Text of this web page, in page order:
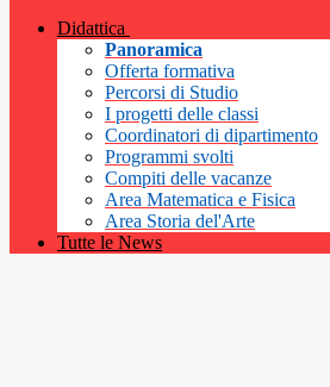
Didattica
Panoramica
Offerta formativa
Percorsi di Studio
I progetti delle classi
Coordinatori di dipartimento
Programmi svolti
Compiti delle vacanze
Area Matematica e Fisica
Area Storia del'Arte
Tutte le News